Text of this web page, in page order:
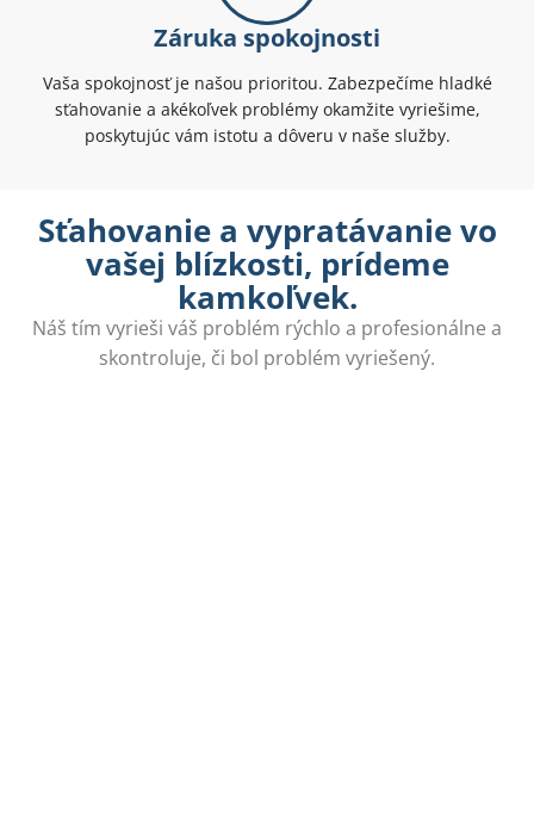
Záruka spokojnosti
Vaša spokojnosť je našou prioritou. Zabezpečíme hladké
sťahovanie a akékoľvek problémy okamžite vyriešime,
poskytujúc vám istotu a dôveru v naše služby.
Sťahovanie a vypratávanie vo
vašej blízkosti, prídeme
kamkoľvek.
Náš tím vyrieši váš problém rýchlo a profesionálne a
skontroluje, či bol problém vyriešený.